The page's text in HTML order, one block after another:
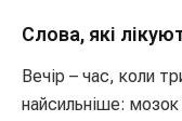
Слова, які
Вечір – час, коли
найсильніше: мозок